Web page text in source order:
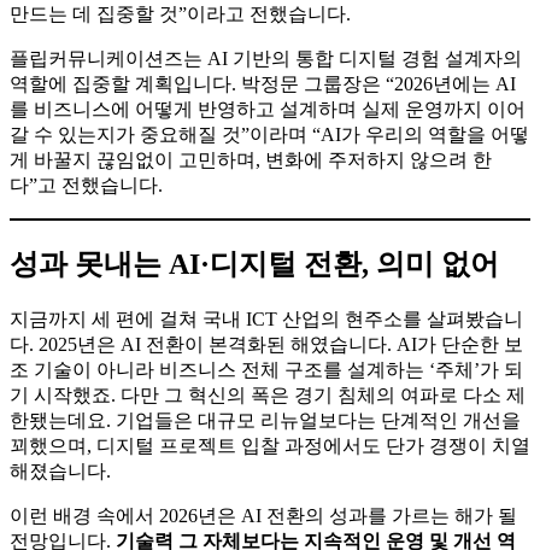
‘A.C.T.2026’ 비전을 공개, 대대적인 체질 개선을 선언한 바 있
에게 제안하는 조직’이 되겠다는 구상인데요. 안지현 실장은
“모든 운영과 조직 역량을 수익성 중심으로 재정비하고, 리소
스 관리와 글로벌 운영 체계를 고도화해 지속 가능한 구조를
만드는 데 집중할 것”이라고 전했습니다.
플립커뮤니케이션즈는 AI 기반의 통합 디지털 경험 설계자의
갈 수 있는지가 중요해질 것”이라며 “AI가 우리의 역할을 어떻
게 바꿀지 끊임없이 고민하며, 변화에 주저하지 않으려 한
다”고 전했습니다.
성과 못내는 AI·디지털 전환, 의미 없어
지금까지 세 편에 걸쳐 국내 ICT 산업의 현주소를 살펴봤습니
다. 2025년은 AI 전환이 본격화된 해였습니다. AI가 단순한 보
기 시작했죠. 다만 그 혁신의 폭은 경기 침체의 여파로 다소 제